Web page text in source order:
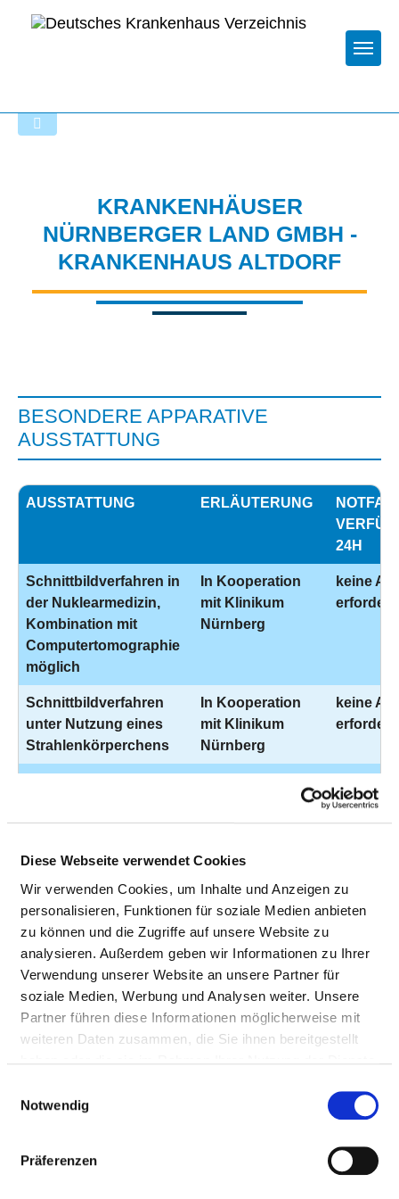
Diese Webseite verwendet Cookies
Wir verwenden Cookies, um Inhalte und Anzeigen zu
personalisieren, Funktionen für soziale Medien anbieten
zu können und die Zugriffe auf unsere Website zu
analysieren. Außerdem geben wir Informationen zu Ihrer
Verwendung unserer Website an unsere Partner für
soziale Medien, Werbung und Analysen weiter. Unsere
Partner führen diese Informationen möglicherweise mit
weiteren Daten zusammen, die Sie ihnen bereitgestellt
Notwendig
Präferenzen
KRANKENHÄUSER
NÜRNBERGER LAND GMBH -
KRANKENHAUS ALTDORF
BESONDERE APPARATIVE
AUSSTATTUNG
AUSSTATTUNG ERLÄUTERUNG
24H
Schnittbildverfahren in
der Nuklearmedizin,
Kombination mit
Computertomographie
möglich
In Kooperation
mit Klinikum
Nürnberg
keine
Schnittbildverfahren
unter Nutzung eines
Strahlenkörperchens
In Kooperation
mit Klinikum
Nürnberg
keine
der linken Herzkammer
und der
Herzkranzgefäße
KNL-Lauf
Messplatz zur Messung
feinster elektrischer
Potentiale im
Nervensystem, die
durch eine Anregung
eines der fünf Sinne
Schichtbildverfahren